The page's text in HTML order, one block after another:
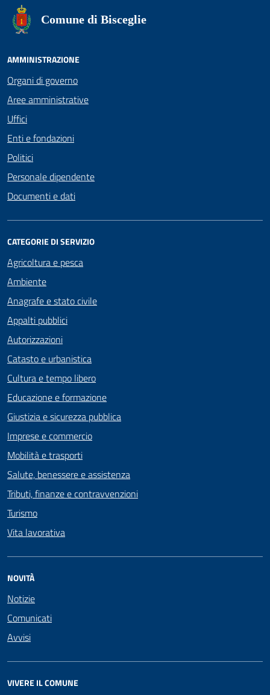
Comune di Bisceglie
AMMINISTRAZIONE
Organi di governo
Aree amministrative
Uffici
Enti e fondazioni
Politici
Personale dipendente
Documenti e dati
CATEGORIE DI SERVIZIO
Agricoltura e pesca
Ambiente
Anagrafe e stato civile
Appalti pubblici
Autorizzazioni
Catasto e urbanistica
Cultura e tempo libero
Educazione e formazione
Giustizia e sicurezza pubblica
Imprese e commercio
Mobilità e trasporti
Salute, benessere e assistenza
Tributi, finanze e contravvenzioni
Turismo
Vita lavorativa
NOVITÀ
Notizie
Comunicati
Avvisi
VIVERE IL COMUNE